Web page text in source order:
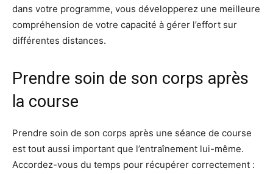
dans votre programme, vous développerez une meilleure
compréhension de votre capacité à gérer l’effort sur
différentes distances.
Prendre soin de son corps après
la course
Prendre soin de son corps après une séance de course
est tout aussi important que l’entraînement lui-même.
Accordez-vous du temps pour récupérer correctement :